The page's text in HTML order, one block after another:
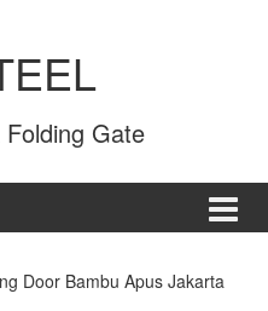
Gate
Door Bambu Apus Jakarta